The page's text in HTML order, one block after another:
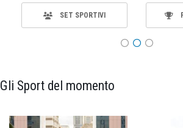
SET SPORTIVI
Gli Sport del momento